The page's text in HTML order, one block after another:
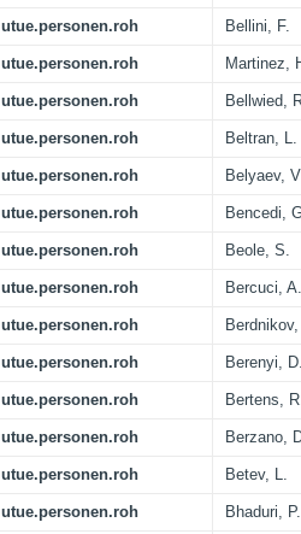
utue.personen.roh Bellini, F.
utue.personen.roh Martinez,
utue.personen.roh Bellwied,
utue.personen.roh Beltran,
utue.personen.roh Belyaev, V
utue.personen.roh Bencedi,
utue.personen.roh Beole, S.
utue.personen.roh Bercuci, A.
utue.personen.roh Berdnikov,
utue.personen.roh Berenyi, D.
utue.personen.roh Bertens,
utue.personen.roh Berzano,
utue.personen.roh Betev, L.
utue.personen.roh Bhaduri,